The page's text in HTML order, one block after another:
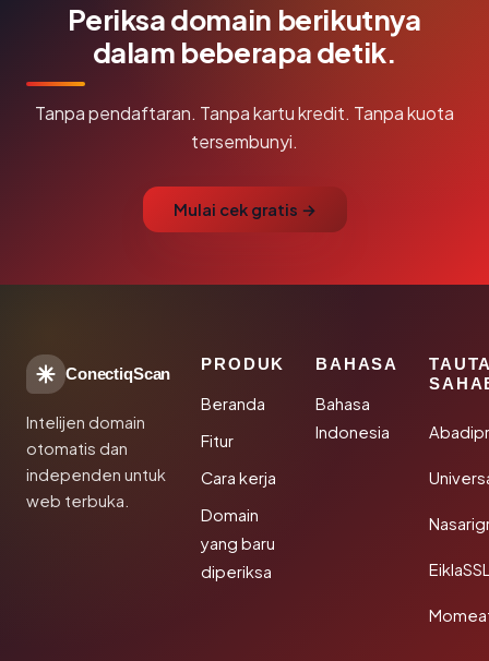
Periksa domain berikutnya
dalam beberapa detik.
Tanpa pendaftaran. Tanpa kartu kredit. Tanpa kuota
tersembunyi.
Mulai cek gratis →
ConectiqScan
Intelijen domain
otomatis dan
independen untuk
web terbuka.
PRODUK
Beranda
Fitur
Cara kerja
Domain
yang baru
diperiksa
BAHASA
Bahasa
Indonesia